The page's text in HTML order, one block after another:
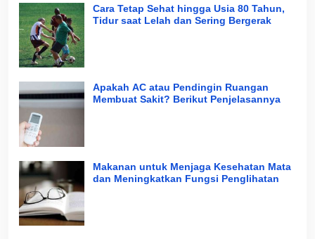
Cara Tetap Sehat hingga Usia 80 Tahun,
Tidur saat Lelah dan Sering Bergerak
Apakah AC atau Pendingin Ruangan
Membuat Sakit? Berikut Penjelasannya
Makanan untuk Menjaga Kesehatan Mata
dan Meningkatkan Fungsi Penglihatan